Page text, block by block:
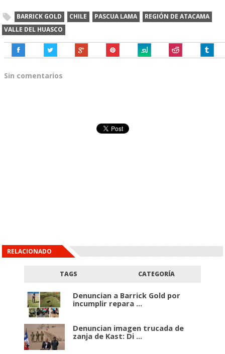
BARRICK GOLD CHILE PASCUA LAMA
REGIÓN DE ATACAMA
VALLE DEL HUASCO
Sin comentarios
RELACIONADO
TAGS CATEGORÍA
Denuncian a Barrick Gold por
incumplir repara ...
Denuncian imagen trucada de
zanja de Kast: Di ...